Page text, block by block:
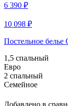
6 390 ₽
10 098 ₽
Постельное
1,5 спальный
Евро
2 спальный
Семейное
Добавлено в